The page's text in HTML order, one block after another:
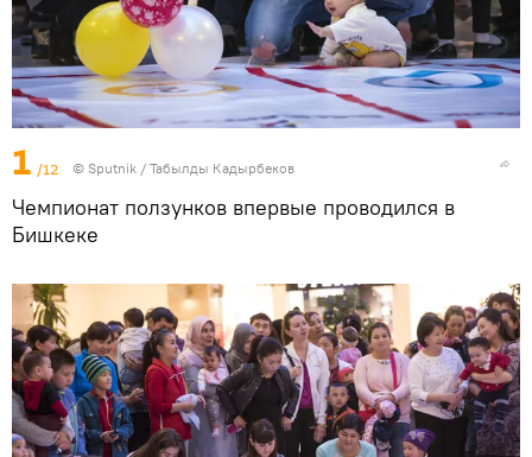
1 /12 © Sputnik / Табылды Кадырбеков
Чемпионат ползунков впервые проводился в
Бишкеке